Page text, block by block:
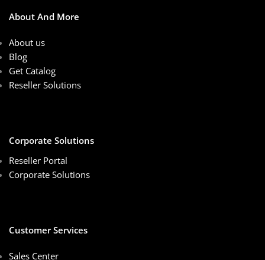
About And More
About us
Blog
Get Catalog
Reseller Solutions
Corporate Solutions
Reseller Portal
Corporate Solutions
Customer Services
Sales Center